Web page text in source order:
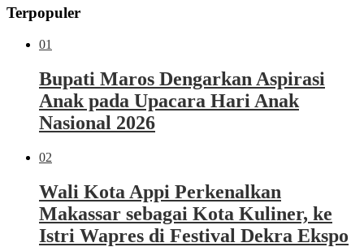
Terpopuler
01
Bupati Maros Dengarkan Aspirasi
Anak pada Upacara Hari Anak
Nasional 2026
02
Wali Kota Appi Perkenalkan
Makassar sebagai Kota Kuliner, ke
Istri Wapres di Festival Dekra Ekspo